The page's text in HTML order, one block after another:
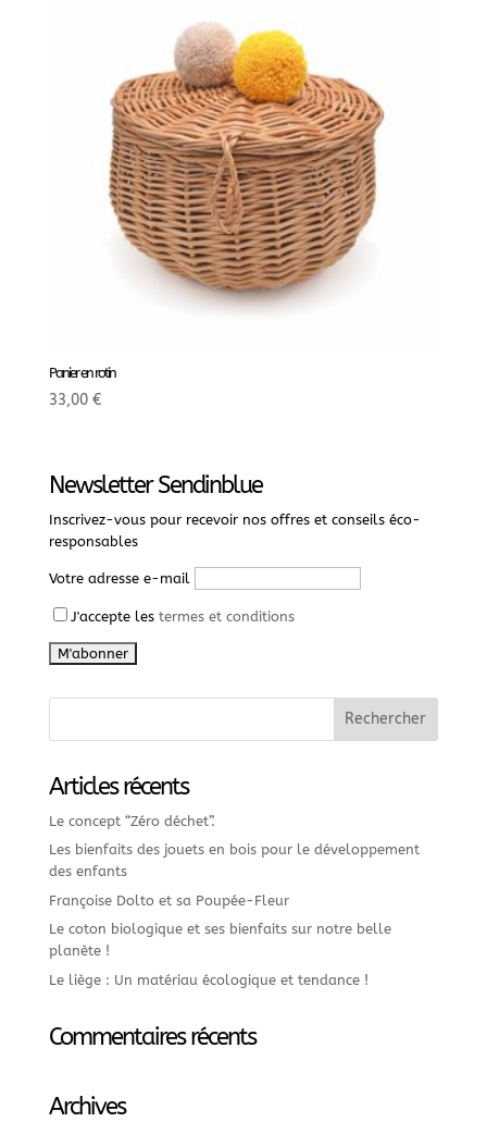
Panier en rotin
33,00 €
Newsletter Sendinblue
Inscrivez-vous pour recevoir nos offres et conseils éco-
responsables
Votre adresse e-mail
J'accepte les termes et conditions
Articles récents
Le concept “Zéro déchet”.
Les bienfaits des jouets en bois pour le développement
des enfants
Françoise Dolto et sa Poupée-Fleur
Le coton biologique et ses bienfaits sur notre belle
planète !
Le liège : Un matériau écologique et tendance !
Commentaires récents
Archives